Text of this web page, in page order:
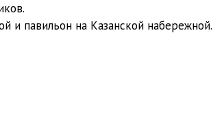
и павильон на Казанской набережной.